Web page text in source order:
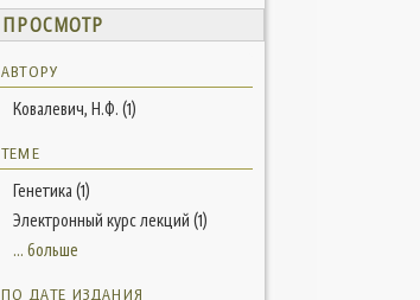
ПРОСМОТР
АВТОРУ
Ковалевич, Н.Ф. (1)
ТЕМЕ
Генетика (1)
Электронный курс лекций (1)
... больше
ПО ДАТЕ ИЗДАНИЯ